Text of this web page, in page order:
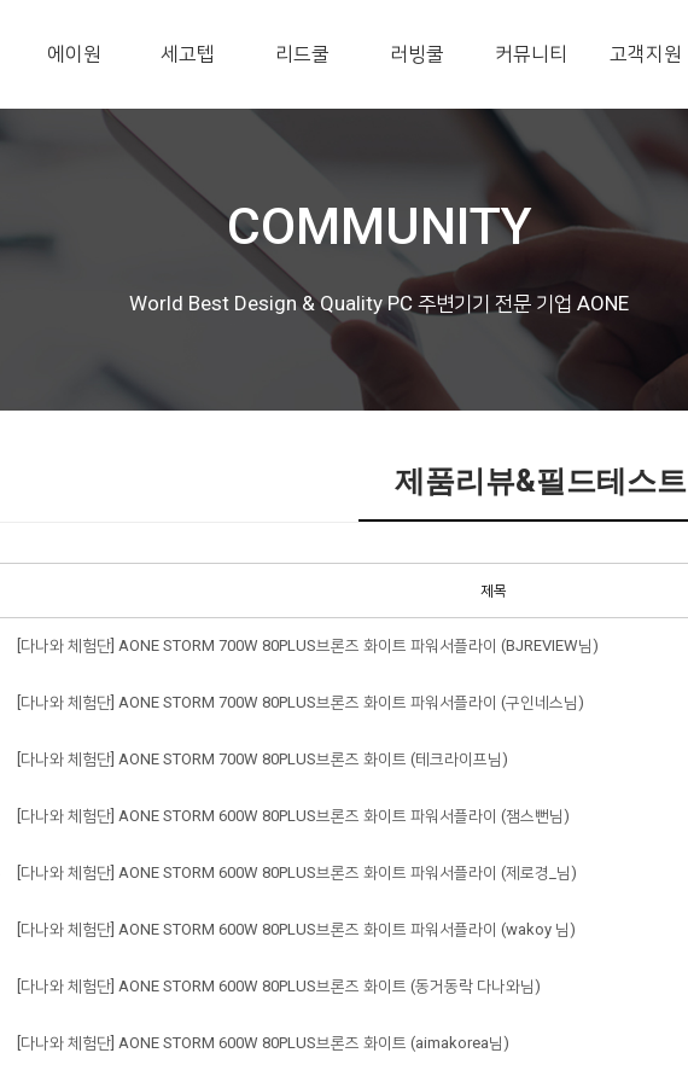
에이원 세고텝 리드쿨 러빙쿨 커뮤니티 고객지원
COMMUNITY
World Best Design & Quality PC 주변기기 전문 기업 AONE
제품리뷰&필드테스트
제목
[다나와 체험단] AONE STORM 700W 80PLUS브론즈 화이트 파워서플라이 (BJREVIEW님)
[다나와 체험단] AONE STORM 700W 80PLUS브론즈 화이트 파워서플라이 (구인네스님)
[다나와 체험단] AONE STORM 700W 80PLUS브론즈 화이트 (테크라이프님)
[다나와 체험단] AONE STORM 600W 80PLUS브론즈 화이트 파워서플라이 (잼스뻔님)
[다나와 체험단] AONE STORM 600W 80PLUS브론즈 화이트 파워서플라이 (제로경_님)
[다나와 체험단] AONE STORM 600W 80PLUS브론즈 화이트 파워서플라이 (wakoy 님)
[다나와 체험단] AONE STORM 600W 80PLUS브론즈 화이트 (동거동락 다나와님)
[다나와 체험단] AONE STORM 600W 80PLUS브론즈 화이트 (aimakorea님)